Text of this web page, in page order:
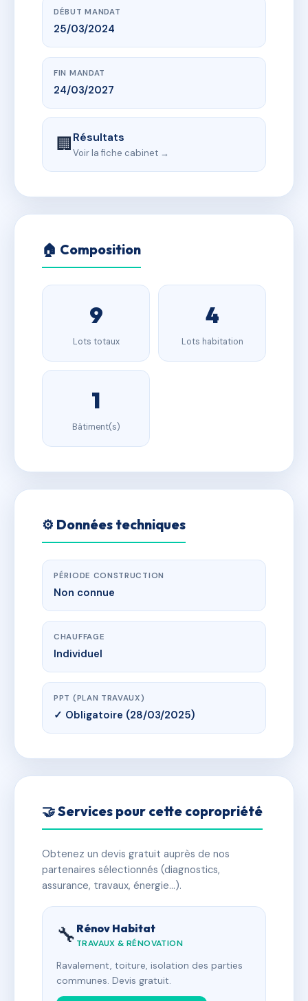
DÉBUT MANDAT
25/03/2024
FIN MANDAT
24/03/2027
🏢Résultats
Voir la fiche cabinet →
🏠 Composition
9
Lots totaux
4
Lots habitation
1
Bâtiment(s)
⚙️ Données techniques
PÉRIODE CONSTRUCTION
Non connue
CHAUFFAGE
Individuel
PPT (PLAN TRAVAUX)
✓ Obligatoire (28/03/2025)
🤝 Services pour cette copropriété
Obtenez un devis gratuit auprès de nos
partenaires sélectionnés (diagnostics,
assurance, travaux, énergie…).
🔧 Rénov Habitat
TRAVAUX & RÉNOVATION
Ravalement, toiture, isolation des parties
communes. Devis gratuit.